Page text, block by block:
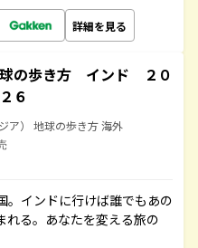
詳細を見る
の歩き方 インド ２０
６
ア） 地球の歩き方 海外
。インドに行けば誰でもあの
れる。あなたを変える旅の